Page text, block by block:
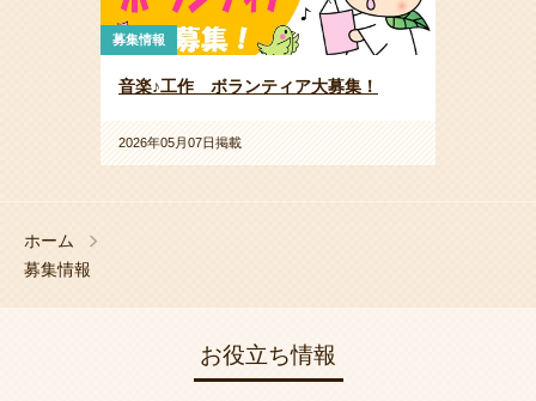
募集情報
音楽♪工作 ボランティア大募集！
2026年05月07日掲載
ホーム
募集情報
お役立ち情報